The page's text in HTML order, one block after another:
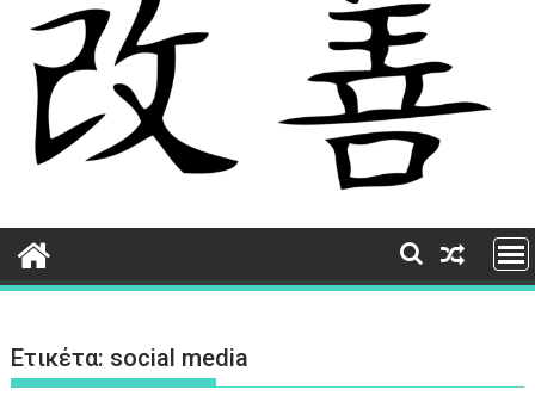
Ετικέτα: social media